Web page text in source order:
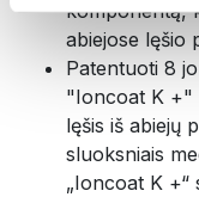
komponentą,
abiejose lęšio
Patentuoti 8
"Ioncoat K +"
lęšis iš abiejų
sluoksniais
„Ioncoat K +“